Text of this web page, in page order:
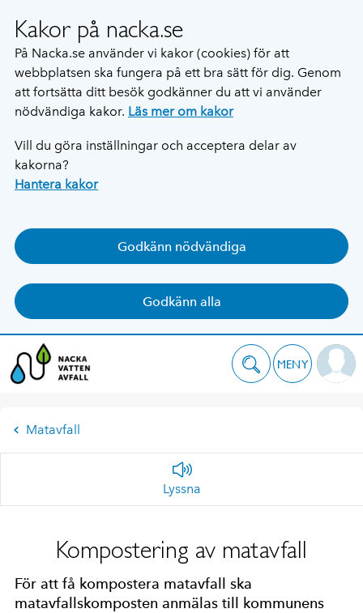
Kakor på nacka.se
På Nacka.se använder vi kakor (cookies) för att
webbplatsen ska fungera på ett bra sätt för dig. Genom
att fortsätta ditt besök godkänner du att vi använder
nödvändiga kakor. Läs mer om kakor
Vill du göra inställningar och acceptera delar av
kakorna?
Hantera kakor
Godkänn nödvändiga
Godkänn alla
MENY
Matavfall
Lyssna
Kompostering av matavfall
För att få kompostera matavfall ska
matavfallskomposten anmälas till kommunens